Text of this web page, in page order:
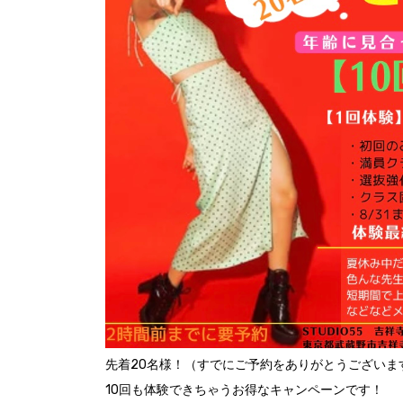
先着20名様！（すでにご予約をありがとうございま
10回も体験できちゃうお得なキャンペーンです！